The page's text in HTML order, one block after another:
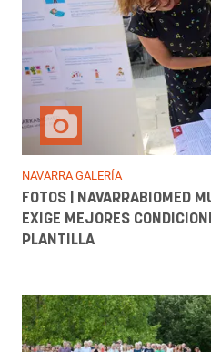
NAVARRA GALERÍA
FOTOS | NAVARRABIOMED
EXIGE MEJORES
PLANTILLA